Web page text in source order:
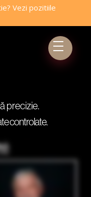
Vezi pozitiile
precizie.
controlate.